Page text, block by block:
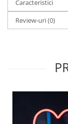
Caracteristici
Review-uri(0)